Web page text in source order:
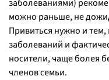
заболеваниями)
можно раньше, не
Привиться нужно и
заболеваний и
носители, чаще болея
членов семьи.